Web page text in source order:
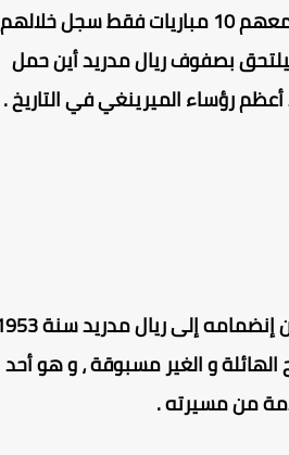
بعد ذلك قرر الذهاب إلى فريق راسينغ سانتندير أكبر فرق المدينة ، و لعب معهم 10 مباريات فقط سجل خلالهم
بصفوف ريال مدريد أين حمل
أحيانا كثيرة يلتقي الوقت و الحظ سويا ، و بالنسبة لباكو كان هذا ما حدث لأن
و الغير مسبوقة ، و هو أحد
من مسيرته .